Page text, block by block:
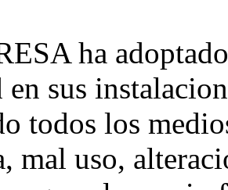
ha
en sus
todos los
mal uso,